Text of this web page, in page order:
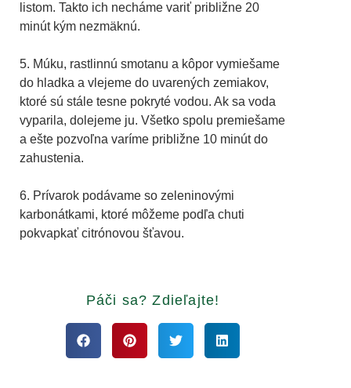
listom. Takto ich necháme variť približne 20
minút kým nezmäknú.
5. Múku, rastlinnú smotanu a kôpor vymiešame
do hladka a vlejeme do uvarených zemiakov,
ktoré sú stále tesne pokryté vodou. Ak sa voda
vyparila, dolejeme ju. Všetko spolu premiešame
a ešte pozvoľna varíme približne 10 minút do
zahustenia.
6. Prívarok podávame so zeleninovými
karbonátkami, ktoré môžeme podľa chuti
pokvapkať citrónovou šťavou.
Páči sa? Zdieľajte!